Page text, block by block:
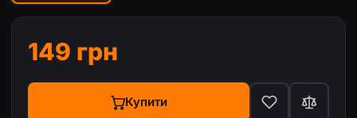
149 грн
Купити